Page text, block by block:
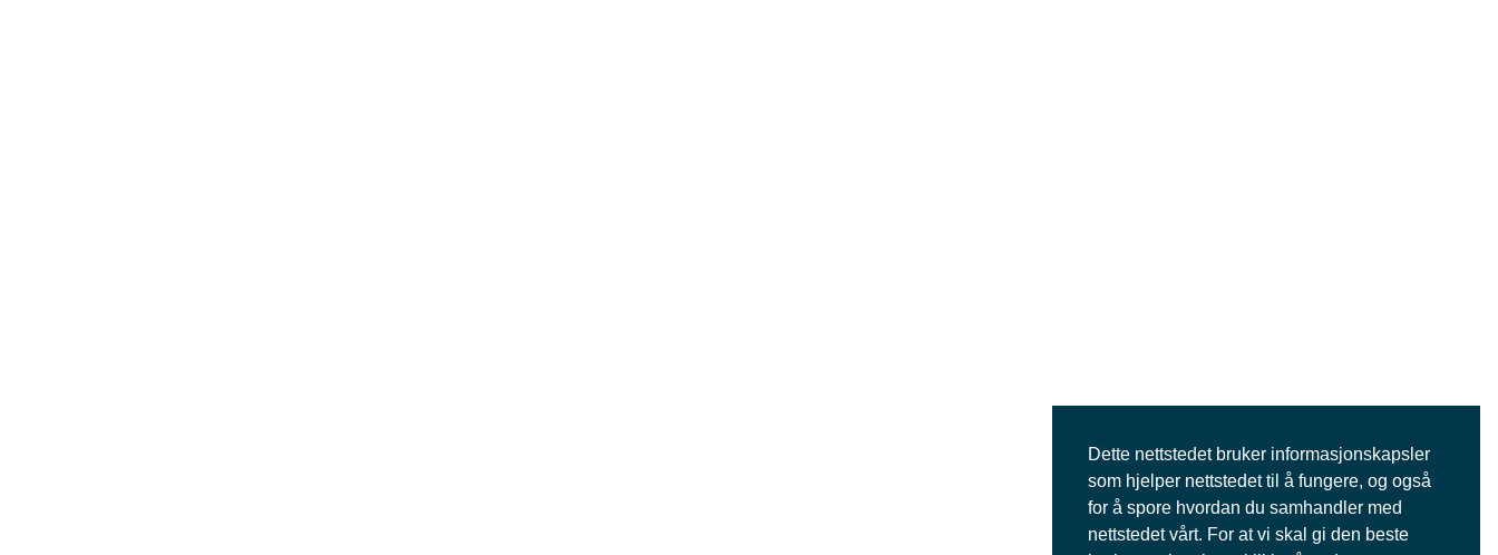
Dette nettstedet bruker informasjonskapsler
som hjelper nettstedet til å fungere, og også
for å spore hvordan du samhandler med
nettstedet vårt. For at vi skal gi den beste